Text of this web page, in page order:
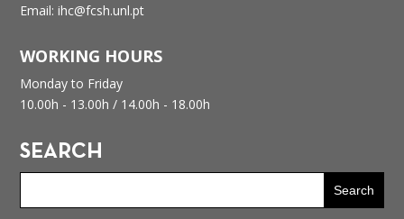
Email: ihc@fcsh.unl.pt
WORKING HOURS
Monday to Friday
10.00h - 13.00h / 14.00h - 18.00h
SEARCH